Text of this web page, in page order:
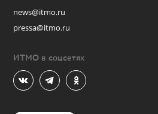
news@itmo.ru
pressa@itmo.ru
ИТМО в соцсетях